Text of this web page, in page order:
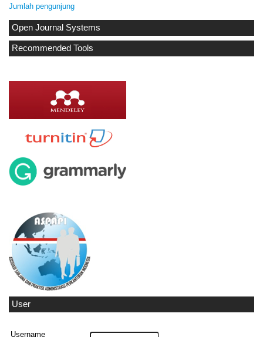
Jumlah pengunjung
Open Journal Systems
Recommended Tools
User
Username